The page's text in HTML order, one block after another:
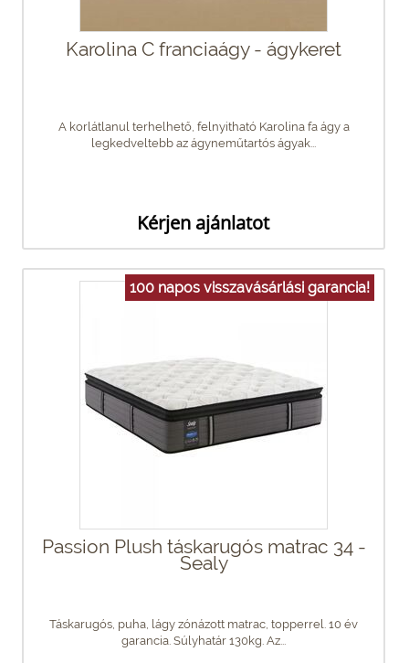
Karolina C franciaágy - ágykeret
A korlátlanul terhelhető, felnyitható Karolina fa ágy a
legkedveltebb az ágyneműtartós ágyak...
Kérjen ajánlatot
100 napos visszavásárlási garancia!
Passion Plush táskarugós matrac 34 -
Sealy
Táskarugós, puha, lágy zónázott matrac, topperrel. 10 év
garancia. Súlyhatár 130kg. Az...